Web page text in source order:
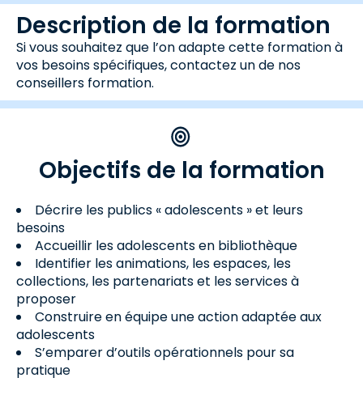
Description de la formation
Si vous souhaitez que l’on adapte cette formation à
vos besoins spécifiques, contactez un de nos
conseillers formation.
Objectifs de la formation
Décrire les publics « adolescents » et leurs
besoins
Accueillir les adolescents en bibliothèque
Identifier les animations, les espaces, les
collections, les partenariats et les services à
proposer
Construire en équipe une action adaptée aux
adolescents
S’emparer d’outils opérationnels pour sa
pratique